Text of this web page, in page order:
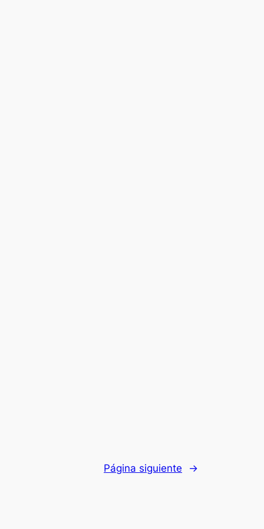
Página siguiente →